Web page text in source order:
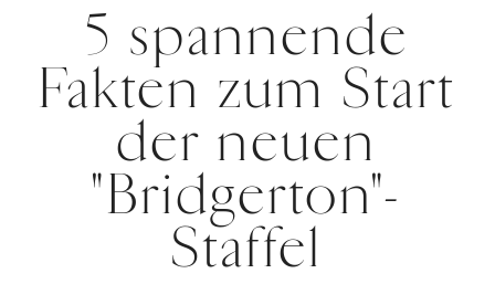
5 spannende
Fakten zum Start
der neuen
"Bridgerton"-
Staffel